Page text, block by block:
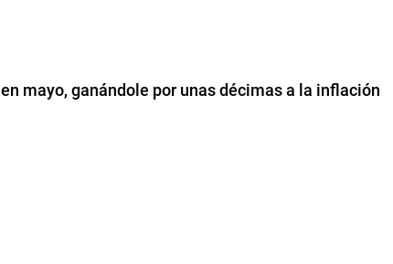
mayo, ganándole por unas décimas a la inflación